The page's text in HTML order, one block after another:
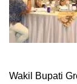
Wakil Bupati